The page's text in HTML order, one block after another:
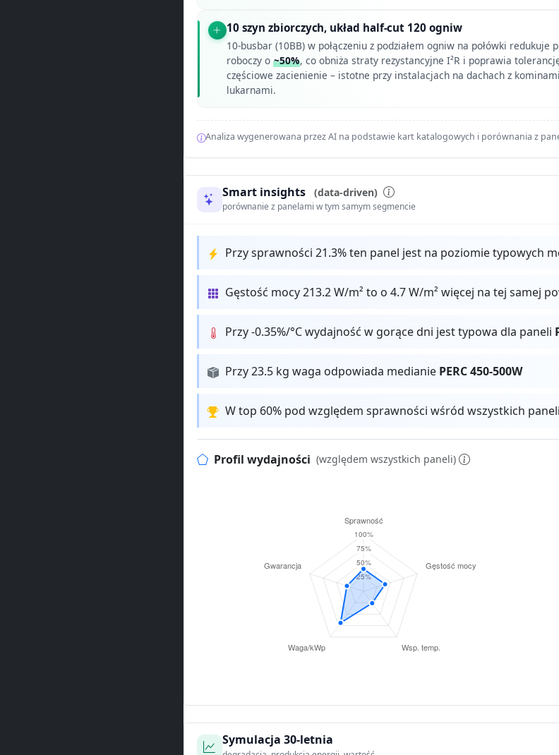
10 szyn zbiorczych, układ half-cut 120 ogniw
10-busbar (10BB) w połączeniu z podziałem ogniw na połówki redukuje
roboczy o ~50%, co obniża straty rezystancyjne I²R i poprawia
częściowe zacienienie – istotne przy instalacjach na dachach z
lukarnami.
Analiza wygenerowana przez AI na podstawie kart katalogowych i porównania z
Smart insights (data-driven)
porównanie z panelami w tym samym segmencie
Przy sprawności 21.3% ten panel jest na poziomie typowych
Gęstość mocy 213.2 W/m² to o 4.7 W/m² więcej na tej samej
Przy -0.35%/°C wydajność w gorące dni jest typowa dla paneli
Przy 23.5 kg waga odpowiada medianie PERC 450-500W
W top 60% pod względem sprawności wśród wszystkich paneli
Profil wydajności (względem wszystkich paneli)
Symulacja 30-letnia